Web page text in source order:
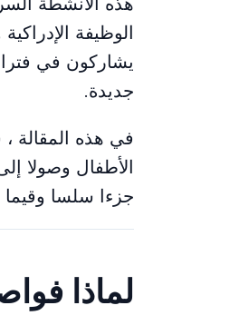
الوظيفة
يشاركون في
جديدة.
جزءا سلسا
لماذا